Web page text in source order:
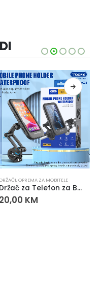
DRŽAČI,OPREMA ZA MOBITELE
Držač za Telefon za Bicikl i Romobil YC-23
20,00 KM